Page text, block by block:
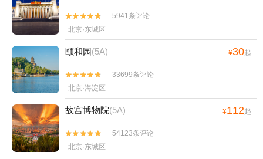


5941条评论
北京·东城区
颐和园(5A) ¥30起


33699条评论
北京·海淀区
故宫博物院(5A) ¥112起


54123条评论
北京·东城区